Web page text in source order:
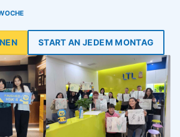
START AN JEDEM MONTAG